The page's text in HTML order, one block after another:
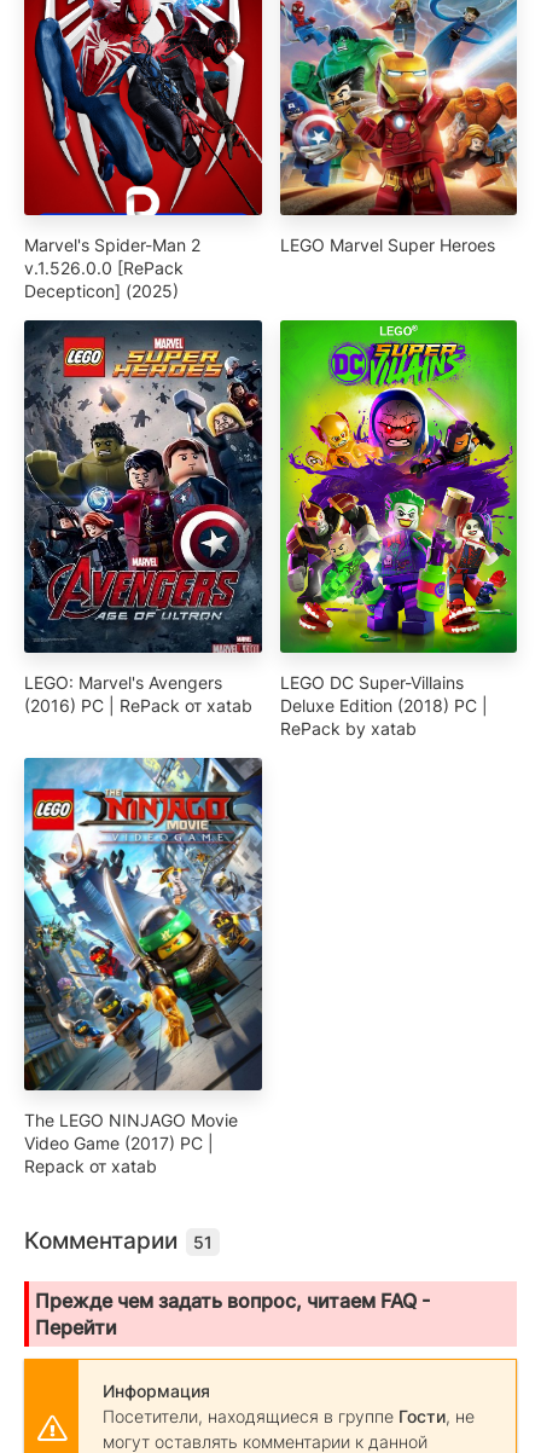
Marvel's Spider-Man 2
v.1.526.0.0 [RePack
Decepticon] (2025)
LEGO Marvel Super Heroes
LEGO: Marvel's Avengers
(2016) PC | RePack от xatab
LEGO DC Super-Villains
Deluxe Edition (2018) PC |
RePack by xatab
The LEGO NINJAGO Movie
Video Game (2017) PC |
Repack от xatab
Комментарии 51
Прежде чем задать вопрос, читаем FAQ -
Перейти
Информация
Посетители, находящиеся в группе Гости, не
могут оставлять комментарии к данной